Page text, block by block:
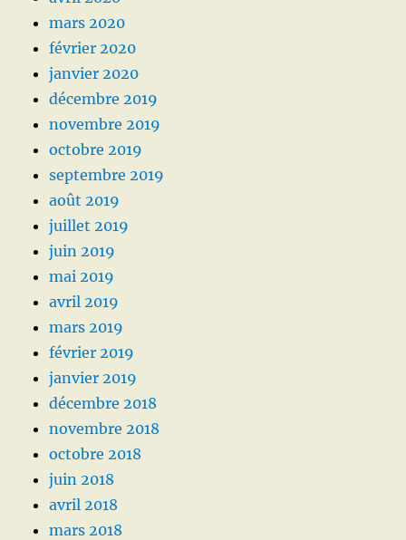
mars 2020
février 2020
janvier 2020
décembre 2019
novembre 2019
octobre 2019
septembre 2019
août 2019
juillet 2019
juin 2019
mai 2019
avril 2019
mars 2019
février 2019
janvier 2019
décembre 2018
novembre 2018
octobre 2018
juin 2018
avril 2018
mars 2018